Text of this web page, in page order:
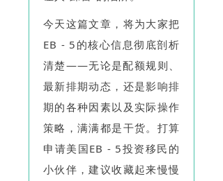
今天这篇文章，将为大家把
EB - 5的核心信息彻底剖析
清楚——无论是配额规则、
最新排期动态，还是影响排
期的各种因素以及实际操作
策略，满满都是干货。打算
申请美国EB - 5投资移民的
小伙伴，建议收藏起来慢慢